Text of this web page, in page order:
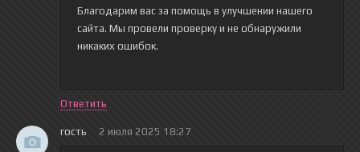
Благодарим вас за помощь в улучшении нашего
сайта. Мы провели проверку и не обнаружили
никаких ошибок.
Ответить
гость 2 июля 2025 18:27